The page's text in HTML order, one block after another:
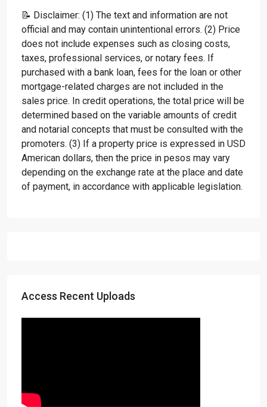
📝 Disclaimer: (1) The text and information are not
official and may contain unintentional errors. (2) Price
does not include expenses such as closing costs,
taxes, professional services, or notary fees. If
purchased with a bank loan, fees for the loan or other
mortgage-related charges are not included in the
sales price. In credit operations, the total price will be
determined based on the variable amounts of credit
and notarial concepts that must be consulted with the
promoters. (3) If a property price is expressed in USD
American dollars, then the price in pesos may vary
depending on the exchange rate at the place and date
of payment, in accordance with applicable legislation.
Access Recent Uploads